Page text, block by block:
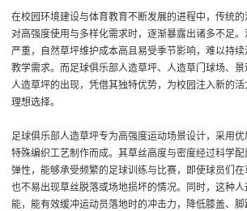
在校园环境建设与体育教育不断发展的进程中，传统
对高强度使用与多样化需求时，逐渐暴露出诸多不足
严重，自然草坪维护成本高且易受季节影响，难以持
教学需求。而足球俱乐部人造草坪、人造草门球场、
人造草坪的出现，凭借其独特优势，为校园注入新的
理想选择。
足球俱乐部人造草坪专为高强度运动场景设计，采用
特殊编织工艺制作而成。其草丝高度与密度经过科学
弹性，能够承受频繁的足球训练与比赛，即使球员们在
也不易出现草丝脱落或场地损坏的情况。同时，这种
能，能有效缓冲运动员落地时的冲击力，降低膝盖、